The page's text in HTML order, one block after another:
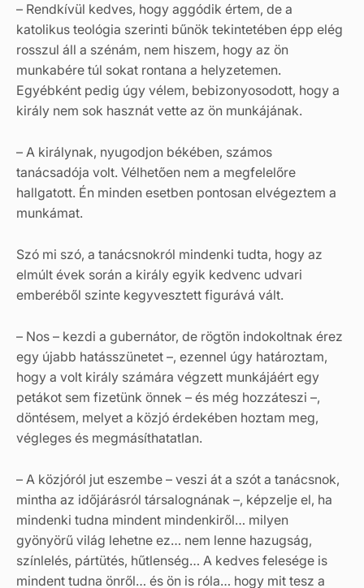
– Rendkívül kedves, hogy aggódik értem, de a
katolikus teológia szerinti bűnök tekintetében épp elég
rosszul áll a szénám, nem hiszem, hogy az ön
munkabére túl sokat rontana a helyzetemen.
Egyébként pedig úgy vélem, bebizonyosodott, hogy a
király nem sok hasznát vette az ön munkájának.
– A királynak, nyugodjon békében, számos
tanácsadója volt. Vélhetően nem a megfelelőre
hallgatott. Én minden esetben pontosan elvégeztem a
munkámat.
Szó mi szó, a tanácsnokról mindenki tudta, hogy az
elmúlt évek során a király egyik kedvenc udvari
emberéből szinte kegyvesztett figurává vált.
– Nos – kezdi a gubernátor, de rögtön indokoltnak érez
egy újabb hatásszünetet –, ezennel úgy határoztam,
hogy a volt király számára végzett munkájáért egy
petákot sem fizetünk önnek – és még hozzáteszi –,
döntésem, melyet a közjó érdekében hoztam meg,
végleges és megmásíthatatlan.
– A közjóról jut eszembe – veszi át a szót a tanácsnok,
mintha az időjárásról társalognának –, képzelje el, ha
mindenki tudna mindent mindenkiről… milyen
gyönyörű világ lehetne ez… nem lenne hazugság,
színlelés, pártütés, hűtlenség… A kedves felesége is
mindent tudna önről… és ön is róla… hogy mit tesz a